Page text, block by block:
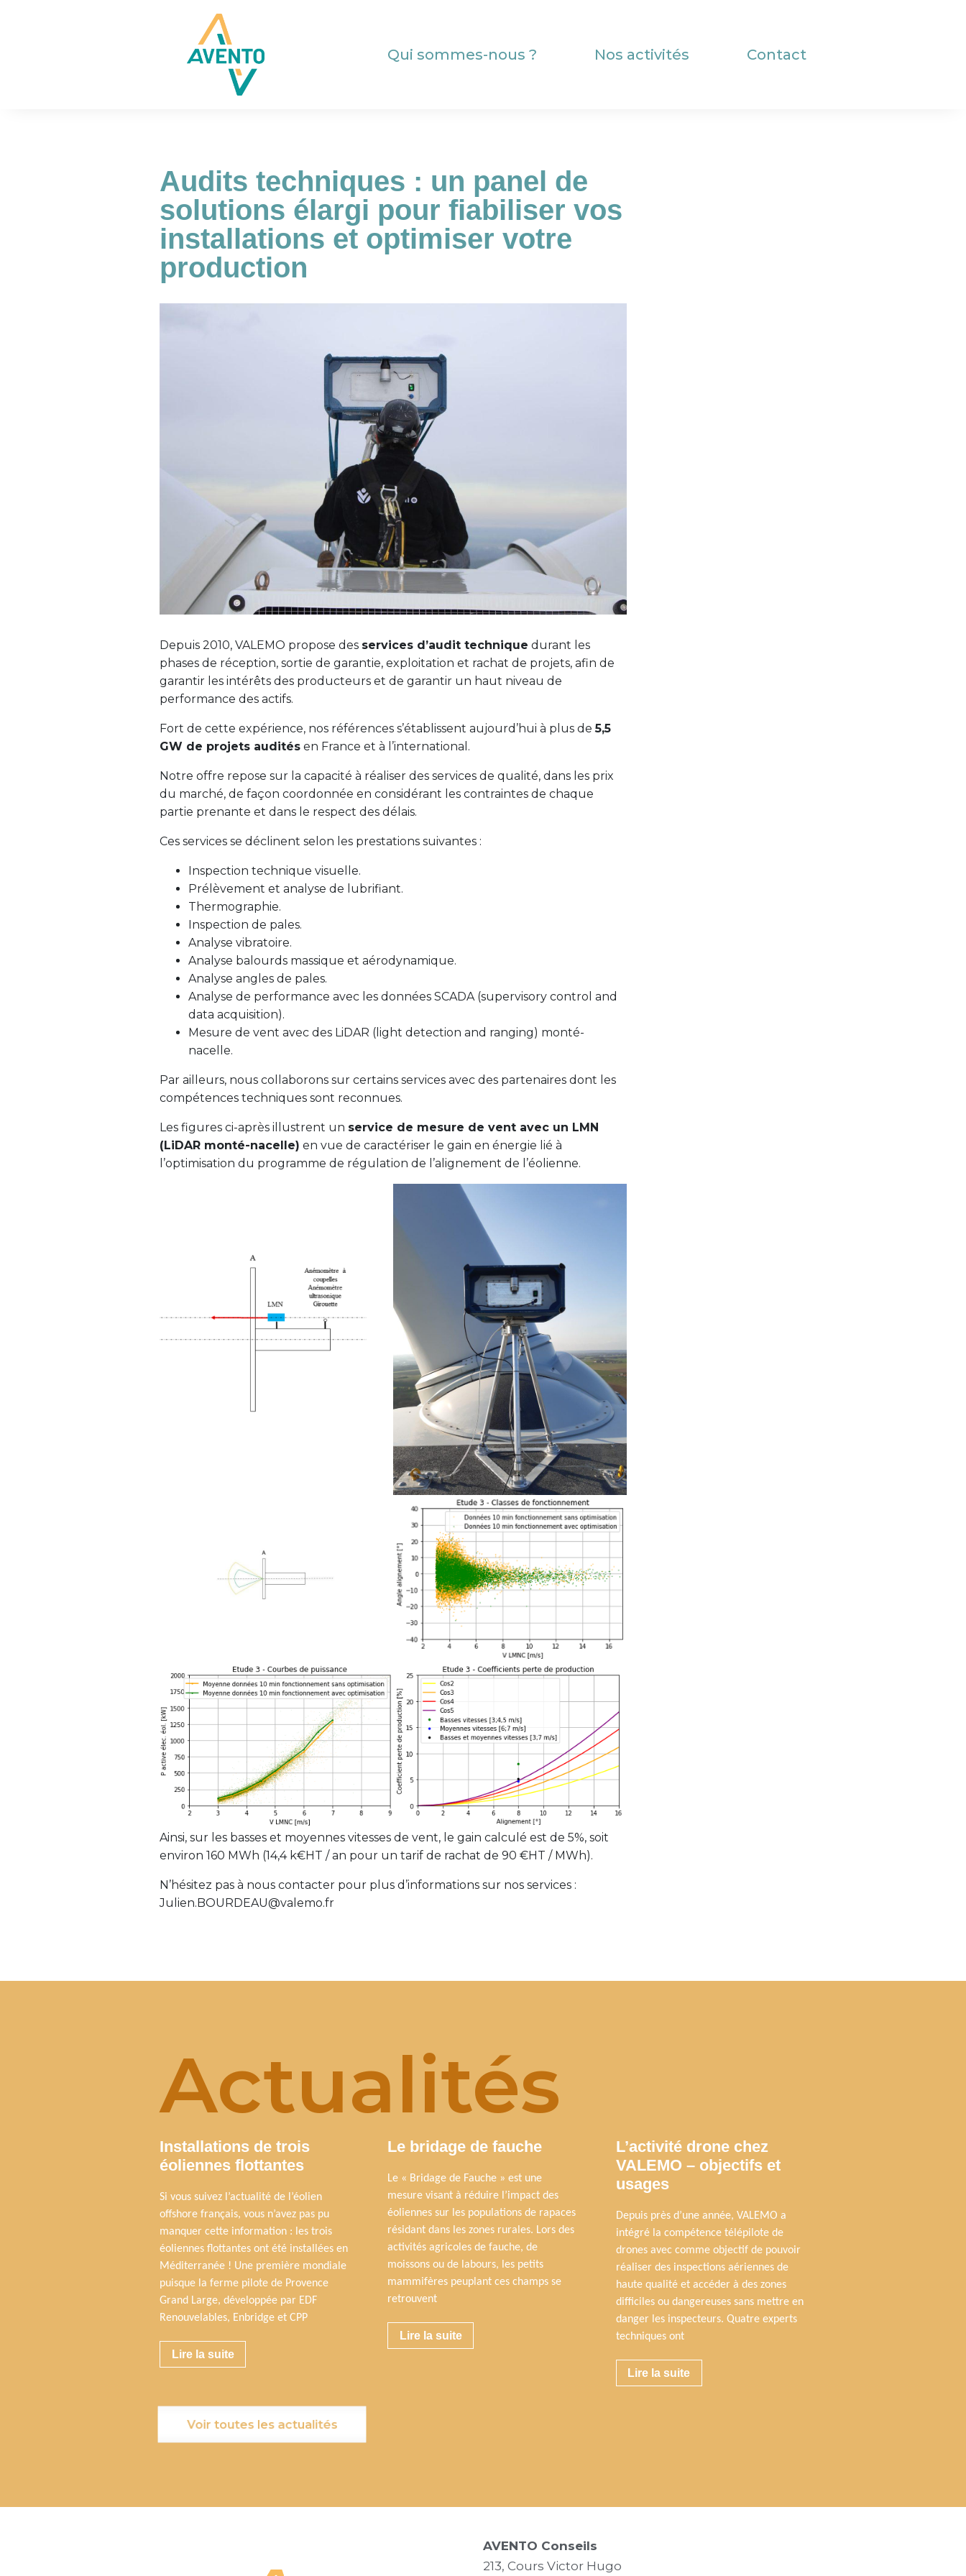
Qui sommes-nous ? Nos activités Contact
Audits techniques : un panel de
solutions élargi pour fiabiliser vos
installations et optimiser votre
production
Depuis 2010, VALEMO propose des services d’audit technique durant les
phases de réception, sortie de garantie, exploitation et rachat de projets, afin de
garantir les intérêts des producteurs et de garantir un haut niveau de
performance des actifs.
Fort de cette expérience, nos références s’établissent aujourd’hui à plus de5,5
GW de projets audités en France et à l’international.
Notre offre repose sur la capacité à réaliser des services de qualité, dans les prix
du marché, de façon coordonnée en considérant les contraintes de chaque
partie prenante et dans le respect des délais.
Ces services se déclinent selon les prestations suivantes :
Inspection technique visuelle.
Prélèvement et analyse de lubrifiant.
Thermographie.
Inspection de pales.
Analyse vibratoire.
Analyse balourds massique et aérodynamique.
Analyse angles de pales.
Analyse de performance avec les données SCADA (supervisory control and
data acquisition).
Mesure de vent avec des LiDAR (light detection and ranging) monté-
nacelle.
Par ailleurs, nous collaborons sur certains services avec des partenaires dont les
compétences techniques sont reconnues.
Les figures ci-après illustrent un service de mesure de vent avec un LMN
(LiDAR monté-nacelle) en vue de caractériser le gain en énergie lié à
l’optimisation du programme de régulation de l’alignement de l’éolienne.
Ainsi, sur les basses et moyennes vitesses de vent, le gain calculé est de 5%, soit
environ 160 MWh (14,4 k€HT / an pour un tarif de rachat de 90 €HT / MWh).
N’hésitez pas à nous contacter pour plus d’informations sur nos services :
Julien.BOURDEAU@valemo.fr
Actualités
Installations de trois
éoliennes flottantes
Si vous suivez l’actualité de l’éolien
offshore français, vous n’avez pas pu
manquer cette information : les trois
éoliennes flottantes ont été installées en
Méditerranée ! Une première mondiale
puisque la ferme pilote de Provence
Grand Large, développée par EDF
Renouvelables, Enbridge et CPP
Lire la suite
Le bridage de fauche
Le « Bridage de Fauche » est une
mesure visant à réduire l’impact des
éoliennes sur les populations de rapaces
résidant dans les zones rurales. Lors des
activités agricoles de fauche, de
moissons ou de labours, les petits
mammifères peuplant ces champs se
retrouvent
Lire la suite
L’activité drone chez
VALEMO – objectifs et
usages
Depuis près d’une année, VALEMO a
intégré la compétence télépilote de
drones avec comme objectif de pouvoir
réaliser des inspections aériennes de
haute qualité et accéder à des zones
difficiles ou dangereuses sans mettre en
danger les inspecteurs. Quatre experts
techniques ont
Lire la suite
Voir toutes les actualités
AVENTO Conseils
213, Cours Victor Hugo